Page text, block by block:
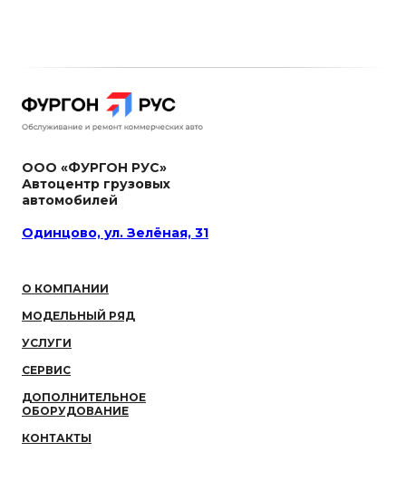
ООО «ФУРГОН РУС»
Автоцентр грузовых
автомобилей
Одинцово, ул. Зелёная, 31
О КОМПАНИИ
МОДЕЛЬНЫЙ РЯД
УСЛУГИ
СЕРВИС
ДОПОЛНИТЕЛЬНОЕ
ОБОРУДОВАНИЕ
КОНТАКТЫ